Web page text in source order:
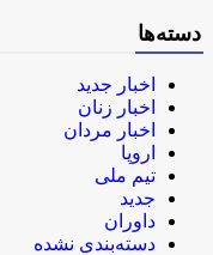
دسته‌ها
اخبار جدید
اخبار زنان
اخبار مردان
اروپا
تیم ملی
جدید
داوران
دسته‌بندی نشده